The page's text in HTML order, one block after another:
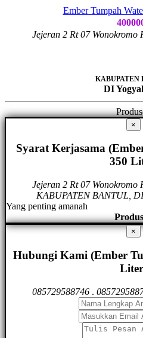
Ember Tumpah
Jejeran 2 Rt 07 Wonokromo
KABUPATEN
DI
×
Syarat Kerjasama
350
Jejeran 2 Rt 07 Wonokromo
KABUPATEN BANTUL,
Yang penting amanah
×
Hubungi Kami (Ember
085729588746 .